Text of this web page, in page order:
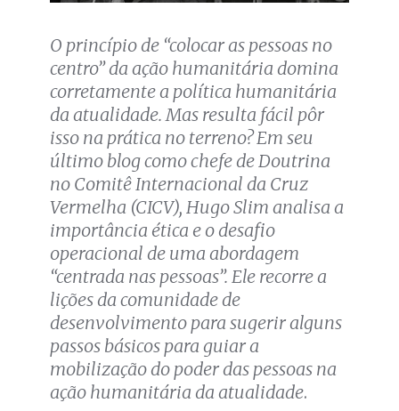
O princípio de “colocar as pessoas no
centro” da ação humanitária domina
corretamente a política humanitária
da atualidade. Mas resulta fácil pôr
isso na prática no terreno? Em seu
último blog como chefe de Doutrina
no Comitê Internacional da Cruz
Vermelha (CICV), Hugo Slim analisa a
importância ética e o desafio
operacional de uma abordagem
“centrada nas pessoas”. Ele recorre a
lições da comunidade de
desenvolvimento para sugerir alguns
passos básicos para guiar a
mobilização do poder das pessoas na
ação humanitária da atualidade.